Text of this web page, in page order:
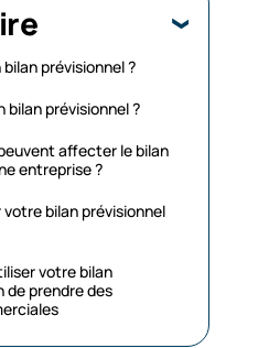
bilan prévisionnel ?
bilan prévisionnel ?
affecter le bilan
entreprise ?
bilan prévisionnel
votre bilan
de prendre des